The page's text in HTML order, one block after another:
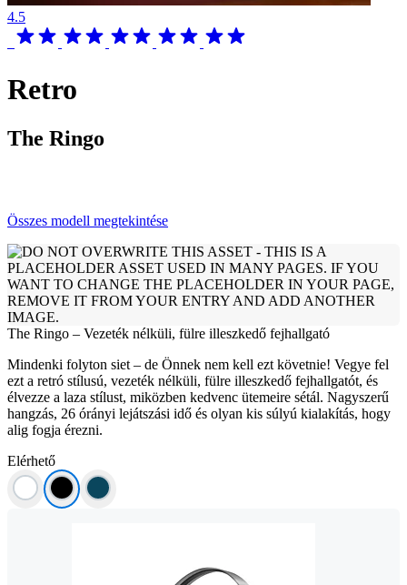
4.5
Retro
The Ringo
Összes modell megtekintése
The Ringo – Vezeték nélküli, fülre illeszkedő fejhallgató
Mindenki folyton siet – de Önnek nem kell ezt követnie! Vegye fel
ezt a retró stílusú, vezeték nélküli, fülre illeszkedő fejhallgatót, és
élvezze a laza stílust, miközben kedvenc ütemeire sétál. Nagyszerű
hangzás, 26 órányi lejátszási idő és olyan kis súlyú kialakítás, hogy
alig fogja érezni.
Elérhető